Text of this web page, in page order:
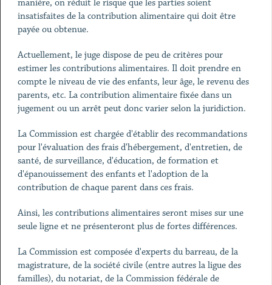
manière, on réduit le risque que les parties soient
insatisfaites de la contribution alimentaire qui doit être
payée ou obtenue.
Actuellement, le juge dispose de peu de critères pour
estimer les contributions alimentaires. Il doit prendre en
compte le niveau de vie des enfants, leur âge, le revenu des
parents, etc. La contribution alimentaire fixée dans un
jugement ou un arrêt peut donc varier selon la juridiction.
La Commission est chargée d'établir des recommandations
pour l'évaluation des frais d'hébergement, d'entretien, de
santé, de surveillance, d'éducation, de formation et
d'épanouissement des enfants et l'adoption de la
contribution de chaque parent dans ces frais.
Ainsi, les contributions alimentaires seront mises sur une
seule ligne et ne présenteront plus de fortes différences.
La Commission est composée d'experts du barreau, de la
magistrature, de la société civile (entre autres la ligue des
familles), du notariat, de la Commission fédérale de